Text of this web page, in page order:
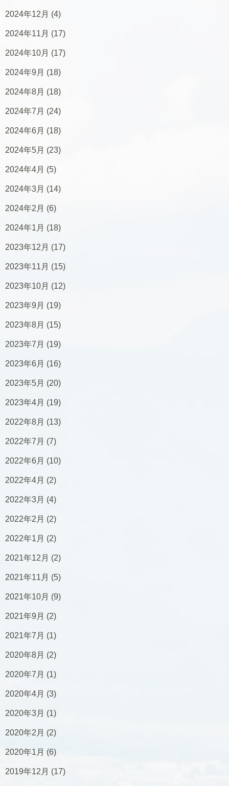
2024年12月 (4)
2024年11月 (17)
2024年10月 (17)
2024年9月 (18)
2024年8月 (18)
2024年7月 (24)
2024年6月 (18)
2024年5月 (23)
2024年4月 (5)
2024年3月 (14)
2024年2月 (6)
2024年1月 (18)
2023年12月 (17)
2023年11月 (15)
2023年10月 (12)
2023年9月 (19)
2023年8月 (15)
2023年7月 (19)
2023年6月 (16)
2023年5月 (20)
2023年4月 (19)
2022年8月 (13)
2022年7月 (7)
2022年6月 (10)
2022年4月 (2)
2022年3月 (4)
2022年2月 (2)
2022年1月 (2)
2021年12月 (2)
2021年11月 (5)
2021年10月 (9)
2021年9月 (2)
2021年7月 (1)
2020年8月 (2)
2020年7月 (1)
2020年4月 (3)
2020年3月 (1)
2020年2月 (2)
2020年1月 (6)
2019年12月 (17)